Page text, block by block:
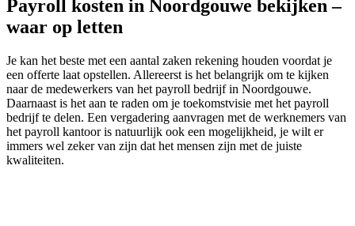
Payroll kosten in Noordgouwe bekijken –
waar op letten
Je kan het beste met een aantal zaken rekening houden voordat je
een offerte laat opstellen. Allereerst is het belangrijk om te kijken
naar de medewerkers van het payroll bedrijf in Noordgouwe.
Daarnaast is het aan te raden om je toekomstvisie met het payroll
bedrijf te delen. Een vergadering aanvragen met de werknemers van
het payroll kantoor is natuurlijk ook een mogelijkheid, je wilt er
immers wel zeker van zijn dat het mensen zijn met de juiste
kwaliteiten.